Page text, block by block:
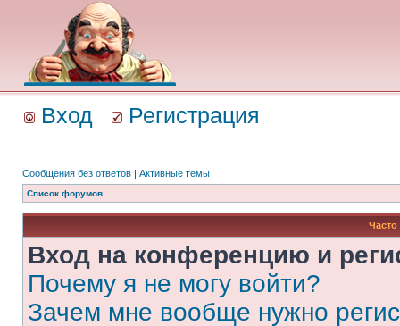
Вход Регистрация
Сообщения без ответов | Активные темы
Список форумов
Вход на конференцию и
Почему я не могу войти?
Зачем мне вообще нужно